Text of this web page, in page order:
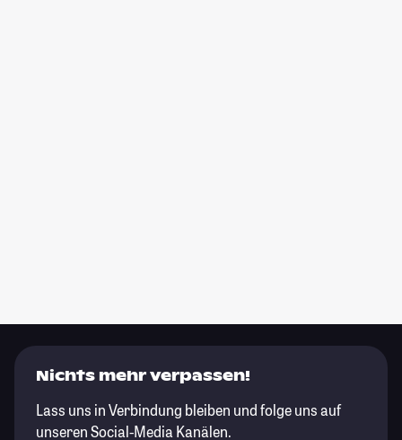
Nichts mehr verpassen!
Lass uns in Verbindung bleiben und folge uns auf
unseren Social-Media Kanälen.